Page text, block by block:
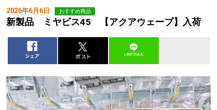
2026年6月6日 おすすめ商品
新製品 ミヤビス45 【アクアウェーブ】入荷